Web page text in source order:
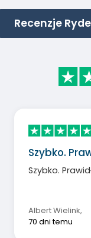
Recenzje
Szybko.
Szybko.
Albert Wielink,
70 dni temu